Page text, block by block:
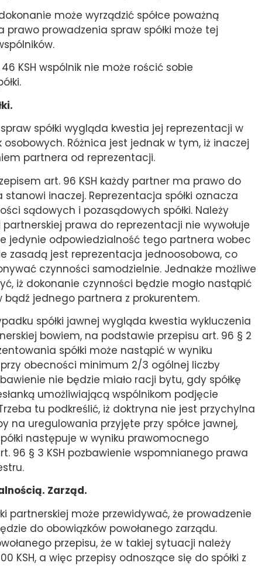
może wyrządzić spółce poważną
prawo prowadzenia spraw spółki może tej
KSH wspólnik nie może rościć sobie
spółki wygląda kwestia jej reprezentacji w
Różnica jest jednak w tym, iż inaczej
partnera od reprezentacji.
art. 96 KSH każdy partner ma prawo do
inaczej. Reprezentacja spółki oznacza
sądowych i pozasądowych spółki. Należy
prawa do reprezentacji nie wywołuje
jedynie odpowiedzialność tego partnera wobec
zasadą jest reprezentacja jednoosobowa, co
czynności samodzielnie. Jednakże możliwe
iż dokonanie czynności będzie mogło nastąpić
jednego partnera z prokurentem.
spółki jawnej wygląda kwestia wykluczenia
bowiem, na podstawie przepisu art. 96 § 2
spółki może nastąpić w wyniku
obecności minimum 2/3 ogólnej liczby
nie będzie miało racji bytu, gdy spółkę
umożliwiającą wspólnikom podjęcie
tu podkreślić, iż doktryna nie jest przychylna
na uregulowania przyjęte przy spółce jawnej,
następuje w wyniku prawomocnego
96 § 3 KSH pozbawienie wspomnianego prawa
Zarząd.
partnerskiej może przewidywać, że prowadzenie
do obowiązków powołanego zarządu.
przepisu, że w takiej sytuacji należy
KSH, a więc przepisy odnoszące się do spółki z